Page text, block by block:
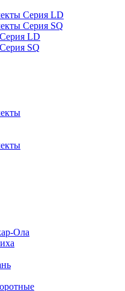
Серия LD
Серия SQ
LD
SQ
Ола